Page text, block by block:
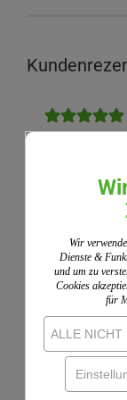
Kunde-
Wir nutzen
Maßnahmen
sich um echte
Informationen
Wir
Dienste &
und um zu
Cookies
für
ALLE NICHT